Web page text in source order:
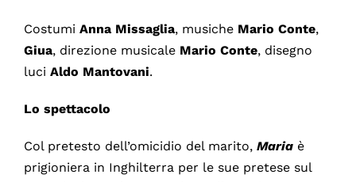
Costumi Anna Missaglia, musiche Mario Conte,
Giua, direzione musicale Mario Conte, disegno
luci Aldo Mantovani.
Lo spettacolo
Col pretesto dell’omicidio del marito, Mariaè
prigioniera in Inghilterra per le sue pretese sul